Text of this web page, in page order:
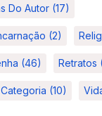
Do Autor(17)
(2)
(46) Retratos
(10)